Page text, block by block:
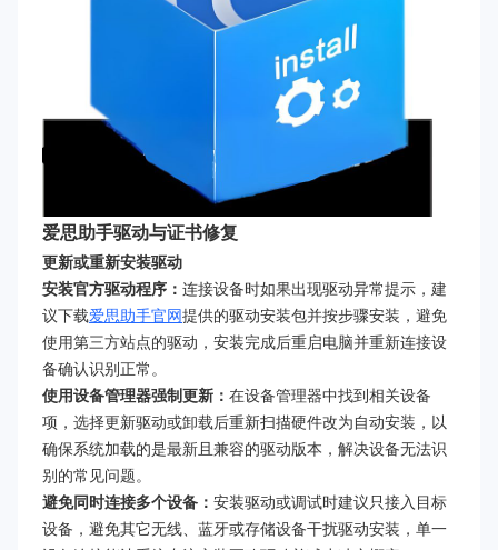
爱思助手驱动与证书修复
更新或重新安装驱动
安装官方驱动程序： 连接设备时如果出现驱动异常提示，建
议下载爱思助手官网提供的驱动安装包并按步骤安装，避免
使用第三方站点的驱动，安装完成后重启电脑并重新连接设
备确认识别正常。
使用设备管理器强制更新： 在设备管理器中找到相关设备
项，选择更新驱动或卸载后重新扫描硬件改为自动安装，以
确保系统加载的是最新且兼容的驱动版本，解决设备无法识
别的常见问题。
避免同时连接多个设备： 安装驱动或调试时建议只接入目标
设备，避免其它无线、蓝牙或存储设备干扰驱动安装，单一